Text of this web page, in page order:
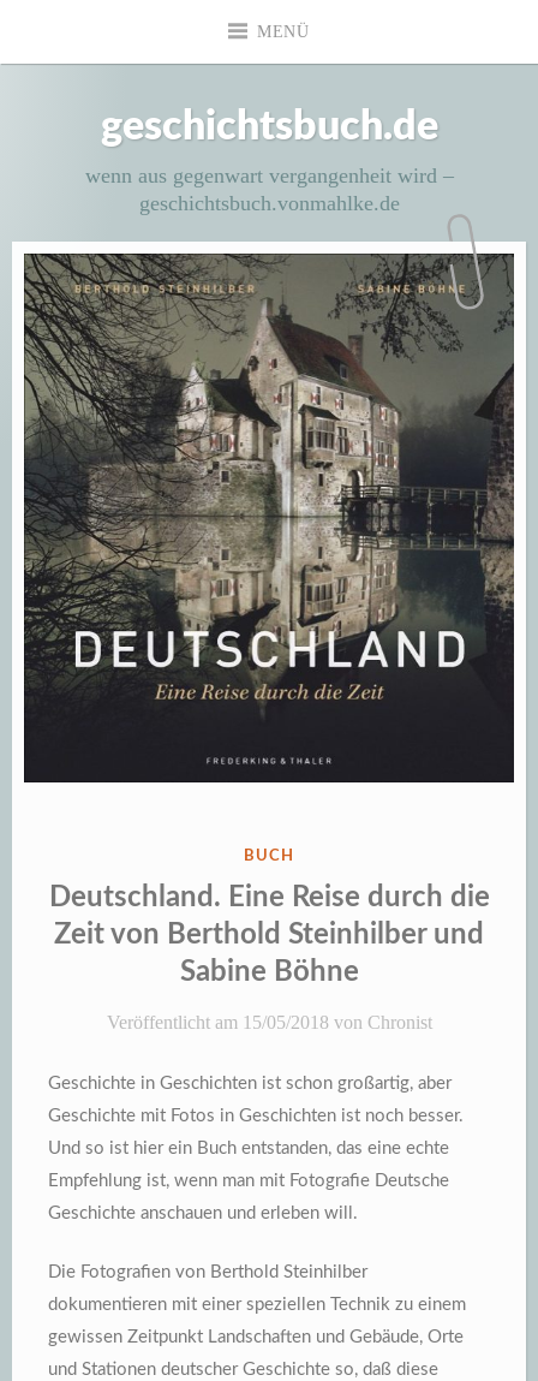
MENÜ
geschichtsbuch.de
wenn aus gegenwart vergangenheit wird –
geschichtsbuch.vonmahlke.de
VERÖFFENTLICHT
IN
BUCH
Deutschland. Eine Reise durch die
Zeit von Berthold Steinhilber und
Sabine Böhne
Veröffentlicht am 15/05/2018 von Chronist
Geschichte in Geschichten ist schon großartig, aber
Geschichte mit Fotos in Geschichten ist noch besser.
Und so ist hier ein Buch entstanden, das eine echte
Empfehlung ist, wenn man mit Fotografie Deutsche
Geschichte anschauen und erleben will.
Die Fotografien von Berthold Steinhilber
dokumentieren mit einer speziellen Technik zu einem
gewissen Zeitpunkt Landschaften und Gebäude, Orte
und Stationen deutscher Geschichte so, daß diese